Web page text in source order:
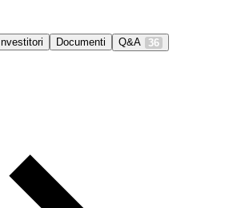
Investitori Documenti Q&A 36